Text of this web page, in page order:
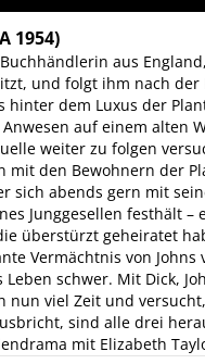
1954)
aus
und folgt ihm nach
hinter dem Luxus der
auf einem alten
weiter zu folgen
mit den Bewohnern der
sich abends gern mit
Junggesellen festhält
überstürzt geheiratet
Vermächtnis von
Leben schwer. Mit Dick,
nun viel Zeit und
sind alle drei
mit Elizabeth